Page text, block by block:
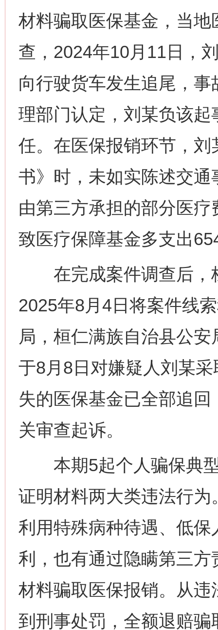
材料骗取医保基金，当
查，2024年10月11日，
向行驶货车发生追尾，
理部门认定，刘某负该
任。在医保报销环节，
书》时，未如实陈述交
由第三方承担的部分医
致医疗保障基金多支出
在完成案件调查后，
2025年8月4日将案件线
局，桓仁满族自治县公
于8月8日对嫌疑人刘某
失的医保基金已全部追
关审查起诉。
本期5起个人骗保典型
证明材料两大类违法行
利用特殊病种待遇、低
利，也有通过隐瞒第三
材料骗取医保报销。从
到刑事处罚，全额退赔